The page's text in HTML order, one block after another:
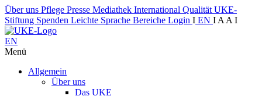
Über uns Pflege Presse Mediathek International Qualität UKE-
Stiftung Spenden Leichte Sprache Bereiche Login I EN I A A I
EN
Menü
Allgemein
Über uns
Das UKE